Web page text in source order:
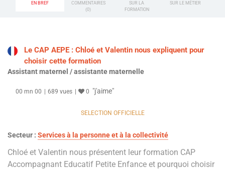
EN BREF
COMMENTAIRES
(0)
SUR LA
FORMATION
SUR LE MÉTIER
Le CAP AEPE : Chloé et Valentin nous expliquent pour
choisir cette formation
Assistant maternel / assistante maternelle
00 mn 00 689 vues 0 "j'aime"
SELECTION OFFICIELLE
Secteur : Services à la personne et à la collectivité
Chloé et Valentin nous présentent leur formation CAP
Accompagnant Educatif Petite Enfance et pourquoi choisir